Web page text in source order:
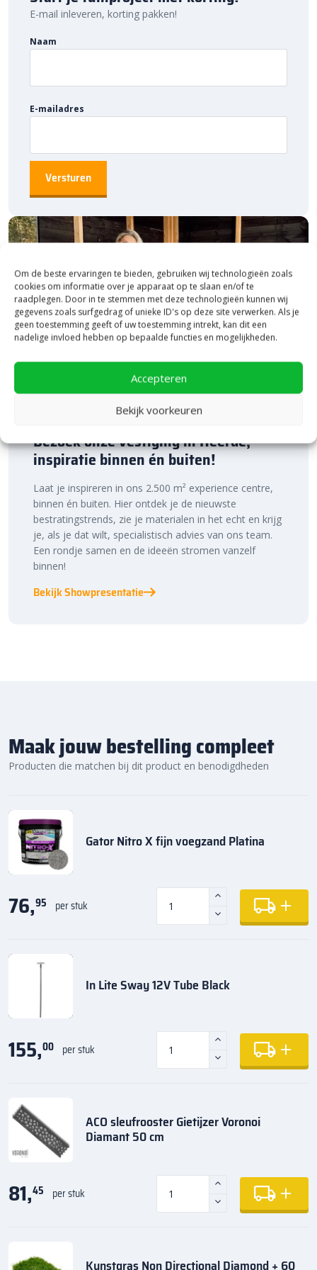
Om de beste ervaringen te bieden, gebruiken wij technologieën zoals
cookies om informatie over je apparaat op te slaan en/of te
raadplegen. Door in te stemmen met deze technologieën kunnen wij
gegevens zoals surfgedrag of unieke ID's op deze site verwerken. Als je
geen toestemming geeft of uw toestemming intrekt, kan dit een
nadelige invloed hebben op bepaalde functies en mogelijkheden.
Accepteren
Bekijk voorkeuren
hevige regenval blijven de tegels veilig. Daarnaast zorgt de
betonnen onderlaag voor een goede waterafvoer. Zo
worden plassen op je terras of andere bestrating
Keramiek op onderbeton aanleggen
De GeoCeramica 80×80 tegels zijn gemakkelijk te verwerken. Dit
kan je namelijk in een normaal geëgaliseerd zandbed doen. Je
hebt dus geen speciale ondergrond nodig. De betonnen
onderlaag is voorzien van geïntegreerde afstandhouders.
Daarom leg je de tegels automatisch met de juiste afstand van
elkaar. Door af te voegen metAquaColor Joints
eindresultaat, waarbij ook onkruidgroei wordt tegengegaan.
Door je terras op te sluiten metopsluitbanden
Bestratingsmarkt.com: de beste prijs,
snelle levering
Bij Bestratingsmarkt.com ben je verzekerd van de beste prijs in
Nederland. Dankzij onze ruime voorraad en snelle levering kun je
ook nog eens snel aan de slag met jouw tuinproject. Bestel
E-mail inleveren, korting pakken!
Naam
E-mailadres
Bezoek onze vestiging in Heerde,
inspiratie binnen én buiten!
Laat je inspireren in ons 2.500 m² experience centre,
binnen én buiten. Hier ontdek je de nieuwste
bestratingstrends, zie je materialen in het echt en krijg
je, als je dat wilt, specialistisch advies van ons team.
Een rondje samen en de ideeën stromen vanzelf
binnen!
Bekijk Showpresentatie
Maak jouw bestelling compleet
Producten die matchen bij dit product en benodigdheden
Gator Nitro X fijn voegzand Platina
76,95 per stuk
In Lite Sway 12V Tube Black
155,00 per stuk
ACO sleufrooster Gietijzer Voronoi
Diamant 50 cm
81,45 per stuk
Kunstgras Non Directional Diamond + 60